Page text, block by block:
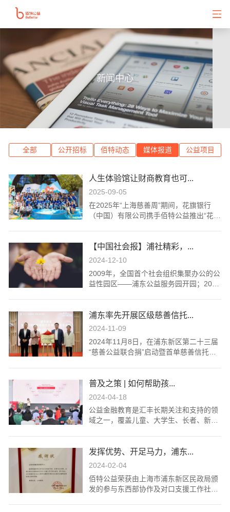
新闻中心
全部 公开招标 佰特动态 媒体报道 公益项目
人生体验馆让财商教育也可...
2025-09-05
在2025年“上海慈善周”期间，花旗银行
（中国）有限公司携手佰特公益推出“花yo
养提升与慈善文化传播有机结合。活动吸
引了众多青年学生、花旗中国的企业志愿
人。
【中国社会报】浦社精彩，...
2024-12-10
2009年，全国首个社会组织集聚办公的公
益性园区——浦东公益服务园开园；2013
海）自由贸易试验区社会创新示范园开
园……上海市浦东新区开发开放34年来，
这里。
浦东率先开展区级慈善信托...
2024-11-09
2024年11月8日，在浦东新区第二十三届
“慈善公益联合捐”启动暨首单慈善信托成
人，上海百特教育咨询中心、陆家嘴国际
信托有限公司作为受托人，北京大成(上
百特-2024-鑫善·华鑫证券乡村振兴慈善信
托”宣布正式成立。
普及之策 | 如何帮助孩...
2024-04-18
公益金融教育是汇丰长期关注和支持的领
域之一，覆盖儿童、大学生、长者、新产
省市310余万人。
发挥优势、开足马力，浦东...
2024-02-04
佰特公益荣获由上海市浦东新区民政局颁
发的参与东西部协作及对口支援工作社会